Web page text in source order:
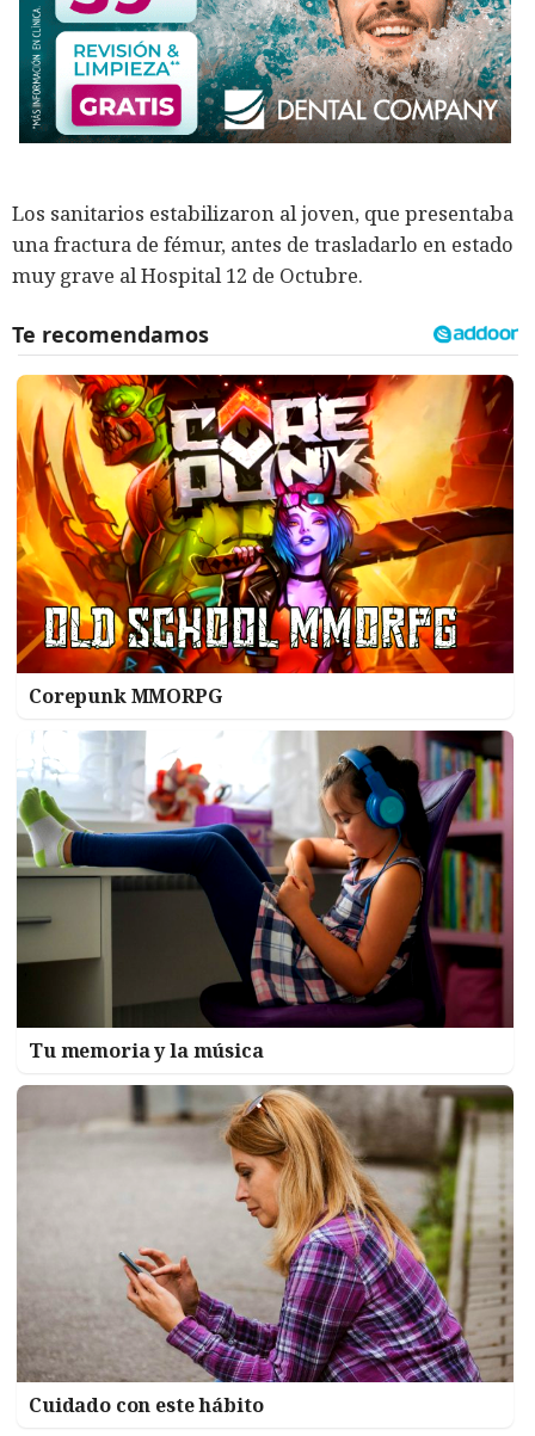
Los sanitarios estabilizaron al joven, que presentaba
una fractura de fémur, antes de trasladarlo en estado
muy grave al Hospital 12 de Octubre.
Corepunk MMORPG
Tu memoria y la música
Cuidado con este hábito